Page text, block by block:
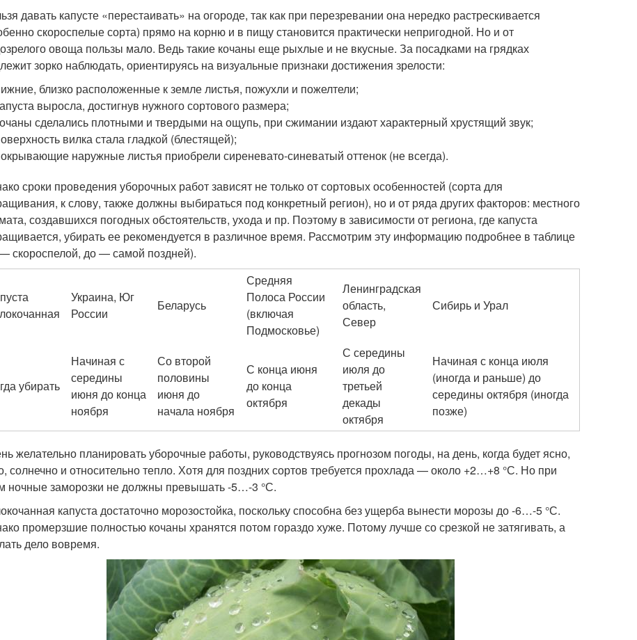
давать капусте «перестаивать» на огороде, так как при перезревании она нередко растрескивается
скороспелые сорта) прямо на корню и в пищу становится практически непригодной. Но и от
овоща пользы мало. Ведь такие кочаны еще рыхлые и не вкусные. За посадками на грядках
зорко наблюдать, ориентируясь на визуальные признаки достижения зрелости:
близко расположенные к земле листья, пожухли и пожелтели;
выросла, достигнув нужного сортового размера;
сделались плотными и твердыми на ощупь, при сжимании издают характерный хрустящий звук;
вилка стала гладкой (блестящей);
наружные листья приобрели сиреневато-синеватый оттенок (не всегда).
сроки проведения уборочных работ зависят не только от сортовых особенностей (сорта для
к слову, также должны выбираться под конкретный регион), но и от ряда других факторов: местного
создавшихся погодных обстоятельств, ухода и пр. Поэтому в зависимости от региона, где капуста
убирать ее рекомендуется в различное время. Рассмотрим эту информацию подробнее в таблице
скороспелой, до — самой поздней).
Украина, Юг
России
Беларусь
Средняя
Полоса России
(включая
Подмосковье)
Ленинградская
область,
Север
Сибирь и Урал
убирать
Начиная с
середины
июня до конца
ноября
Со второй
половины
июня до
начала ноября
С конца июня
до конца
октября
С середины
июля до
третьей
декады
октября
Начиная с конца июля
(иногда и раньше) до
середины октября (иногда
позже)
желательно планировать уборочные работы, руководствуясь прогнозом погоды, на день, когда будет ясно,
солнечно и относительно тепло. Хотя для поздних сортов требуется прохлада — около +2…+8 °С. Но при
ночные заморозки не должны превышать -5…-3 °С.
капуста достаточно морозостойка, поскольку способна без ущерба вынести морозы до -6…-5 °С.
промерзшие полностью кочаны хранятся потом гораздо хуже. Потому лучше со срезкой не затягивать, а
дело вовремя.